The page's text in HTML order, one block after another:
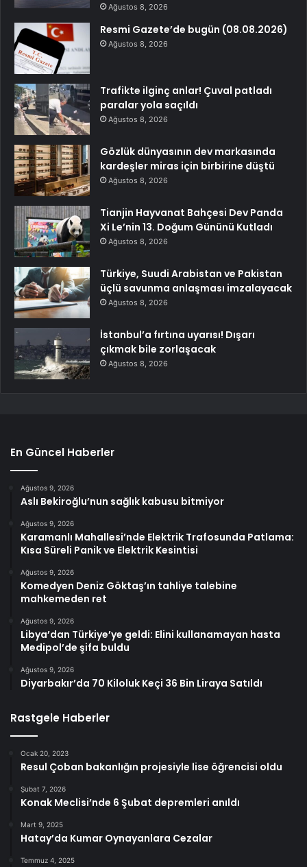
Ağustos 8, 2026
Resmi Gazete’de bugün (08.08.2026)
Ağustos 8, 2026
Trafikte ilginç anlar! Çuval patladı
paralar yola saçıldı
Ağustos 8, 2026
Gözlük dünyasının dev markasında
kardeşler miras için birbirine düştü
Ağustos 8, 2026
Tianjin Hayvanat Bahçesi Dev Panda
Xi Le’nin 13. Doğum Gününü Kutladı
Ağustos 8, 2026
Türkiye, Suudi Arabistan ve Pakistan
üçlü savunma anlaşması imzalayacak
Ağustos 8, 2026
İstanbul’a fırtına uyarısı! Dışarı
çıkmak bile zorlaşacak
Ağustos 8, 2026
En Güncel Haberler
Ağustos 9, 2026
Aslı Bekiroğlu’nun sağlık kabusu bitmiyor
Ağustos 9, 2026
Karamanlı Mahallesi’nde Elektrik Trafosunda Patlama:
Kısa Süreli Panik ve Elektrik Kesintisi
Ağustos 9, 2026
Komedyen Deniz Göktaş’ın tahliye talebine
mahkemeden ret
Ağustos 9, 2026
Libya’dan Türkiye’ye geldi: Elini kullanamayan hasta
Medipol’de şifa buldu
Ağustos 9, 2026
Diyarbakır’da 70 Kiloluk Keçi 36 Bin Liraya Satıldı
Rastgele Haberler
Ocak 20, 2023
Resul Çoban bakanlığın projesiyle lise öğrencisi oldu
Şubat 7, 2026
Konak Meclisi’nde 6 Şubat depremleri anıldı
Mart 9, 2025
Hatay’da Kumar Oynayanlara Cezalar
Temmuz 4, 2025